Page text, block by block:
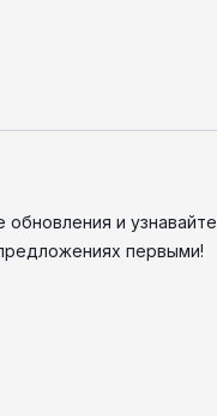
обновления и узнавайте
первыми!